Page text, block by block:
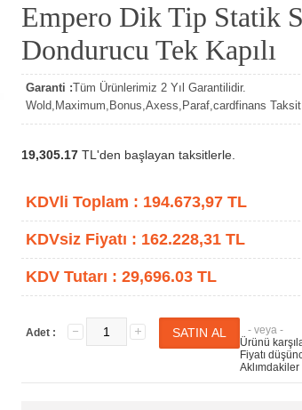
Empero Dik Tip Statik
Dondurucu Tek Kapılı
Garanti :Tüm Ürünlerimiz 2 Yıl Garantilidir.
Wold,Maximum,Bonus,Axess,Paraf,cardfinans Taksit
19,305.17 TL'den başlayan taksitlerle.
KDVli Toplam : 194.673,97 TL
KDVsiz Fiyatı : 162.228,31 TL
KDV Tutarı : 29,696.03 TL
Adet :
- veya -
Ürünü
Fiyatı